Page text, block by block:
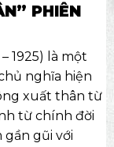
PHIÊN
1925) là một
nghĩa hiện
xuất thân từ
từ chính đời
gũi với